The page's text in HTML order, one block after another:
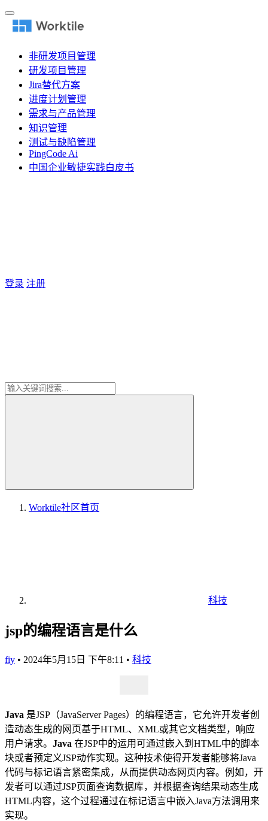
非研发项目管理
研发项目管理
Jira替代方案
进度计划管理
需求与产品管理
知识管理
测试与缺陷管理
PingCode Ai
中国企业敏捷实践白皮书
登录 注册
Worktile社区首页
科技
jsp的编程语言是什么
fiy • 2024年5月15日 下午8:11 • 科技
Java 是JSP（JavaServer Pages）的编程语言，它允许开发者创
造动态生成的网页基于HTML、XML或其它文档类型，响应
用户请求。 Java 在JSP中的运用可通过嵌入到HTML中的脚本
块或者预定义JSP动作实现。这种技术使得开发者能够将Java
代码与标记语言紧密集成，从而提供动态网页内容。例如，开
发者可以通过JSP页面查询数据库，并根据查询结果动态生成
HTML内容，这个过程通过在标记语言中嵌入Java方法调用来
实现。